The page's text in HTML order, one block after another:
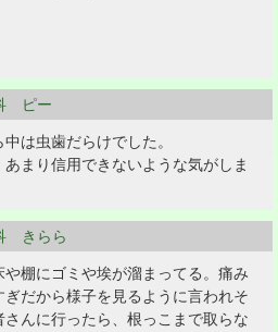
ピー
は虫歯だらけでした。
まり信用できないような気がしま
きらら
棚にゴミや埃が溜まってる。痛み
だから様子を見るように言われそ
んに行ったら、根っこまで取らな